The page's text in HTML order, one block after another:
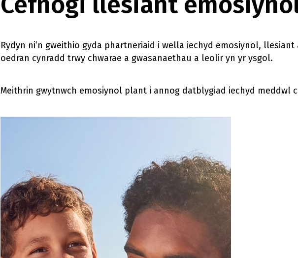
Rydyn ni’n gweithio gyda phartneriaid i wella iechyd emosiynol,
oedran cynradd trwy chwarae a gwasanaethau a leolir yn yr ysgol.
Meithrin gwytnwch emosiynol plant i annog datblygiad iechyd meddwl